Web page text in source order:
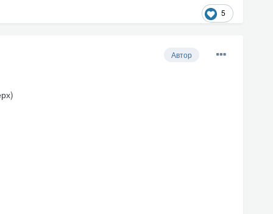
5
Автор